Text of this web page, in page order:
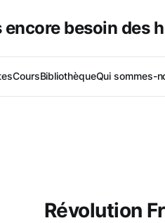
encore besoin des
CoursBibliothèqueQui sommes-
Révolution